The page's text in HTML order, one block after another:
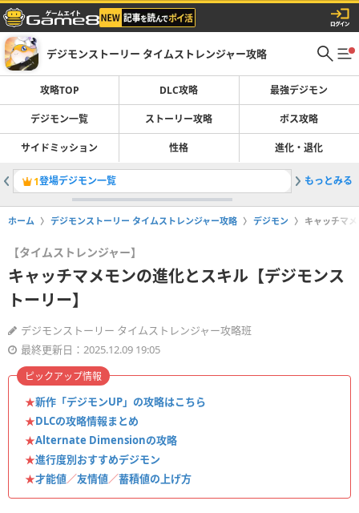
デジモンストーリー タイムストレンジャー攻略
攻略TOP DLC攻略 最強デジモン
デジモン一覧 ストーリー攻略 ボス攻略
サイドミッション 性格 進化・退化
1登場デジモン一覧 2最強デ
もっとみる
ホーム デジモンストーリー タイムストレンジャー攻略 デジモン キャッチマ
【タイムストレンジャー】
キャッチマメモンの進化とスキル【デジモンス
トーリー】
デジモンストーリー タイムストレンジャー攻略班
最終更新日：2025.12.09 19:05
★新作「デジモンUP」の攻略はこちら
★DLCの攻略情報まとめ
★Alternate Dimensionの攻略
★進行度別おすすめデジモン
★才能値／友情値／蓄積値の上げ方
ピックアップ情報